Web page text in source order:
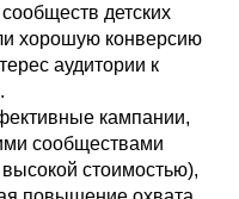
детских
хорошую конверсию
аудитории к
кампании,
сообществами
стоимостью),